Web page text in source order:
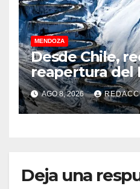
nuclear
MENDOZA
Desde Chile,
reapertura del
Internacional
Libertadores:
millonarias
AGO 8, 2026
Deja una